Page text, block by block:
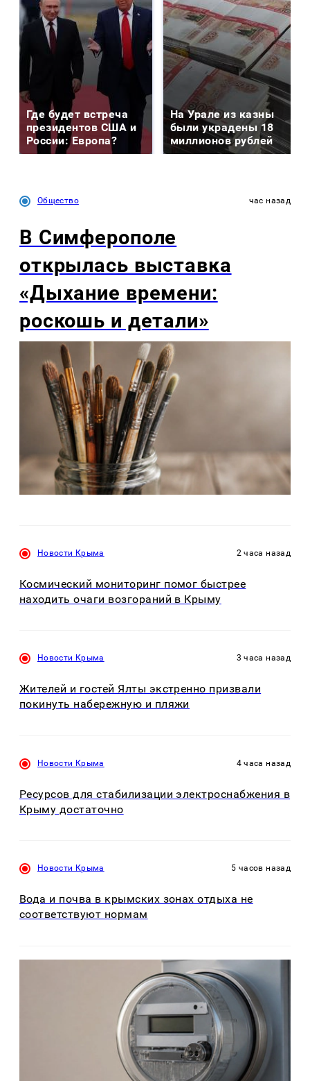
Где будет встреча
президентов США и
России: Европа?
На Урале из казны
были украдены 18
миллионов рублей
Общество час назад
В Симферополе
открылась выставка
«Дыхание времени:
роскошь и детали»
Новости Крыма 2 часа назад
Космический мониторинг помог быстрее
находить очаги возгораний в Крыму
Новости Крыма 3 часа назад
Жителей и гостей Ялты экстренно призвали
покинуть набережную и пляжи
Новости Крыма 4 часа назад
Ресурсов для стабилизации электроснабжения в
Крыму достаточно
Новости Крыма 5 часов назад
Вода и почва в крымских зонах отдыха не
соответствуют нормам